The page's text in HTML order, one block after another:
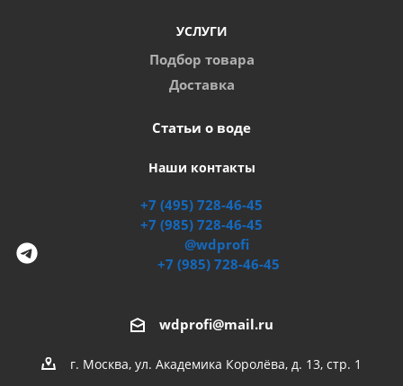
УСЛУГИ
Подбор товара
Доставка
Статьи о воде
Наши контакты
+7 (495) 728-46-45
+7 (985) 728-46-45
@wdprofi
+7 (985) 728-46-45
wdprofi@mail.ru
г. Москва, ул. Академика Королёва, д. 13, стр. 1